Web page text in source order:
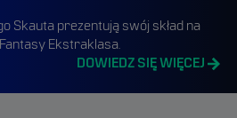
Skauta prezentują swój skład na
Ekstraklasa.
DOWIEDZ SIĘ WIĘCEJ